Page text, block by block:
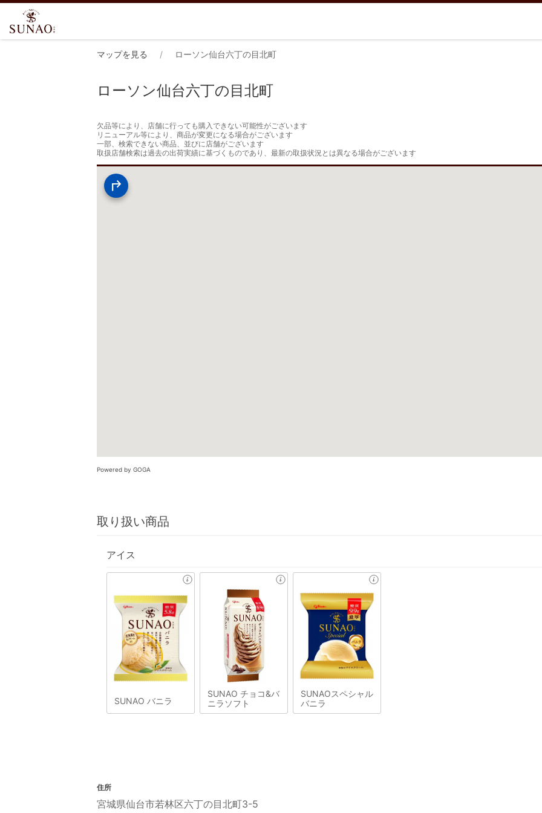
マップを見る ローソン仙台六丁の目北町
ローソン仙台六丁の目北町
欠品等により、店舗に行っても購入できない可能性がございます
リニューアル等により、商品が変更になる場合がございます
一部、検索できない商品、並びに店舗がございます
取扱店舗検索は過去の出荷実績に基づくものであり、最新の取扱状況とは異なる場合がございます
Powered by GOGA
取り扱い商品
アイス
SUNAO バニラ
SUNAO チョコ&バ
ニラソフト
SUNAOスペシャル
バニラ
住所
宮城県仙台市若林区六丁の目北町3-5